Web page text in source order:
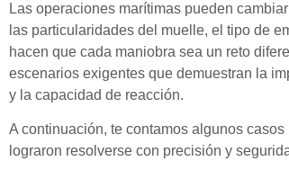
Las operaciones marítimas pueden
las particularidades del muelle, el tipo de
hacen que cada maniobra sea un reto
escenarios exigentes que demuestran la
y la capacidad de reacción.
A continuación, te contamos algunos
lograron resolverse con precisión y